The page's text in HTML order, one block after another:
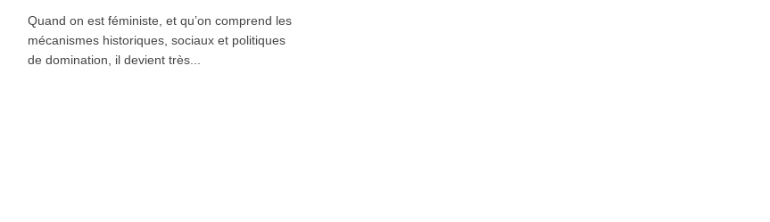
Quand on est féministe, et qu’on comprend les
mécanismes historiques, sociaux et politiques
de domination, il devient très...